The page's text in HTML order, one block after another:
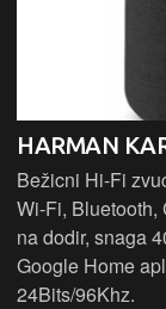
HARMAN
Bežicni Hi-Fi
Wi-Fi, Bluetooth,
na dodir, snaga
Google Home
24Bits/96Khz.